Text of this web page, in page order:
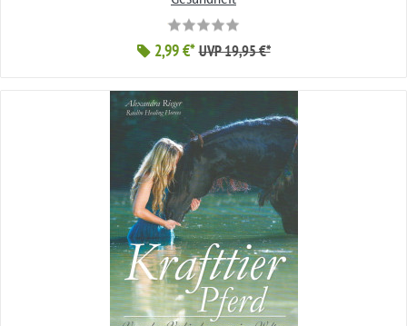
2,99 €* UVP 19,95 €*